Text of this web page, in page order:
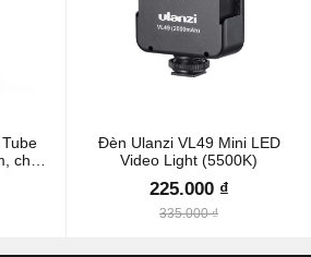
chụp
Đèn Ulanzi VL49 Mini LED
Video Light (5500K)
225.000 ₫
335.000 ₫